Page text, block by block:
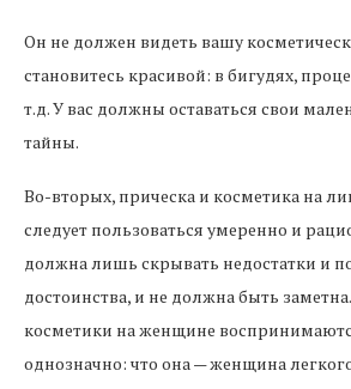
Он не должен видеть вашу
становитесь красивой: в бигудях,
т.д. У вас должны оставаться свои
тайны.
Во-вторых, прическа и косметика на
следует пользоваться умеренно и
должна лишь скрывать недостатки и
достоинства, и не должна быть
косметики на женщине
однозначно: что она — женщина